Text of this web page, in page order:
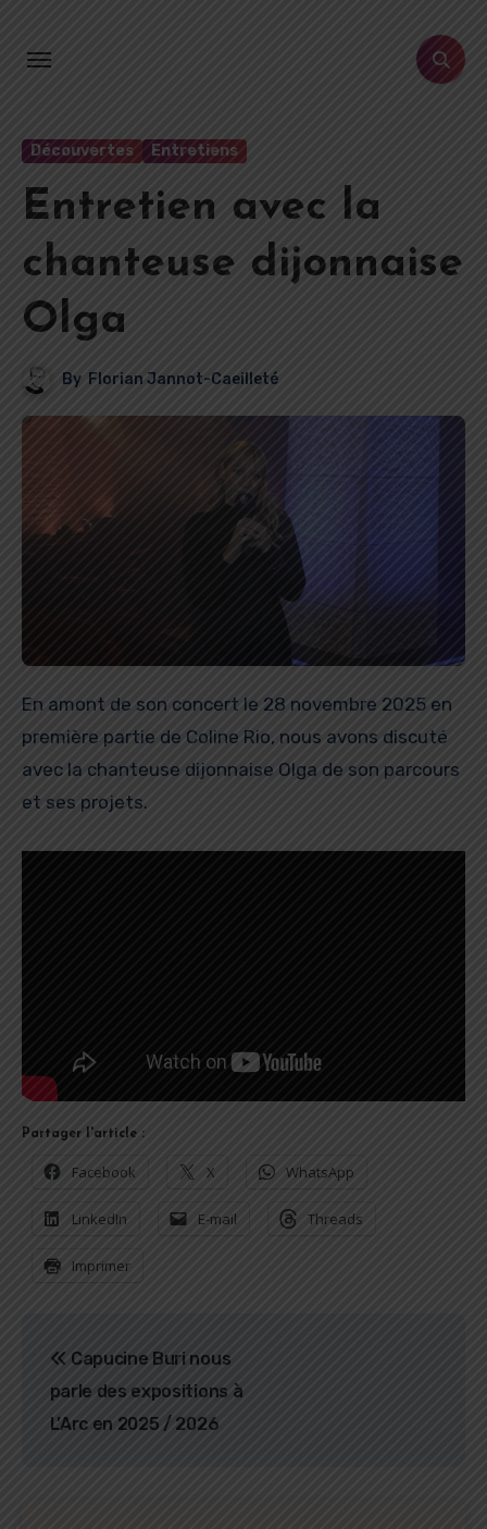
contenu
Découvertes Entretiens
Entretien avec la
chanteuse dijonnaise
Olga
By Florian Jannot-Caeilleté
En amont de son concert le 28 novembre 2025 en
première partie de Coline Rio, nous avons discuté
avec la chanteuse dijonnaise Olga de son parcours
et ses projets.
Partager l'article :
Facebook X WhatsApp
LinkedIn E-mail Threads
Imprimer
de
l’article
Capucine Buri nous
parle des expositions à
L’Arc en 2025 / 2026